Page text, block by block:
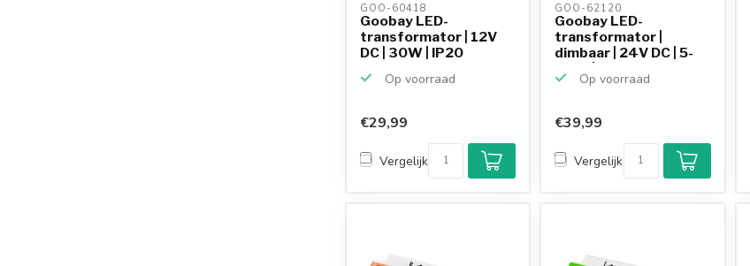
GOO-60418
Goobay LED-
transformator | 12V
DC | 30W | IP20
Op voorraad
€29,99
Vergelijk
GOO-62120
Goobay LED-
transformator |
dimbaar | 24V DC | 5-
30W | IP20
Op voorraad
€39,99
Vergelijk